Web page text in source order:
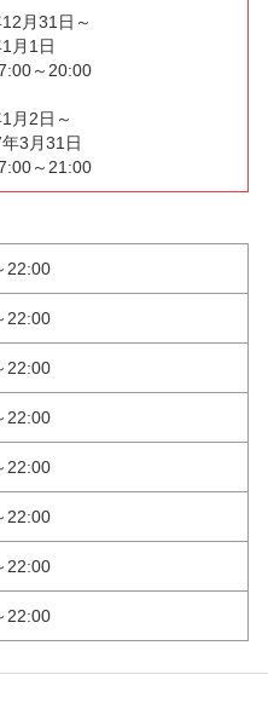
月31日～
月1日
～20:00
月2日～
3月31日
～21:00
22:00
22:00
22:00
22:00
22:00
22:00
22:00
22:00